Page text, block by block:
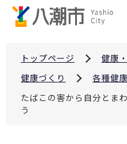
トップページ 健康
健康づくり
各種健
たばこの害から自分とま
う